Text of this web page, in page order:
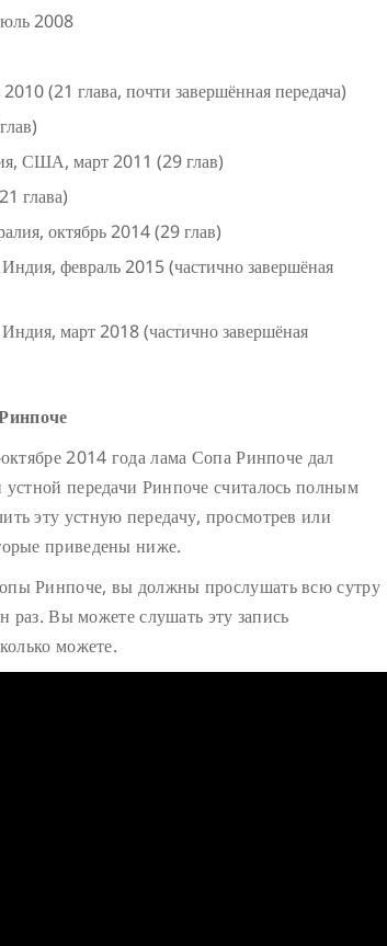
2008
(21 глава, почти завершённая передача)
США, март 2011 (29 глав)
глава)
октябрь 2014 (29 глав)
февраль 2015 (частично завершёная
март 2018 (частично завершёная
2014 года лама Сопа Ринпоче дал
передачи Ринпоче считалось полным
эту устную передачу, просмотрев или
приведены ниже.
Ринпоче, вы должны прослушать всю сутру
раз. Вы можете слушать эту запись
можете.